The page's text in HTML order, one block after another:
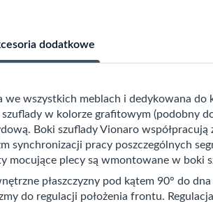
dodatkowe
wszystkich meblach i dedykowana
w kolorze grafitowym (podobny
Boki szuflady Vionaro
synchronizacji pracy poszczególnych
plecy są wmontowane w boki
płaszczyzny pod kątem 90° do
do regulacji położenia frontu.